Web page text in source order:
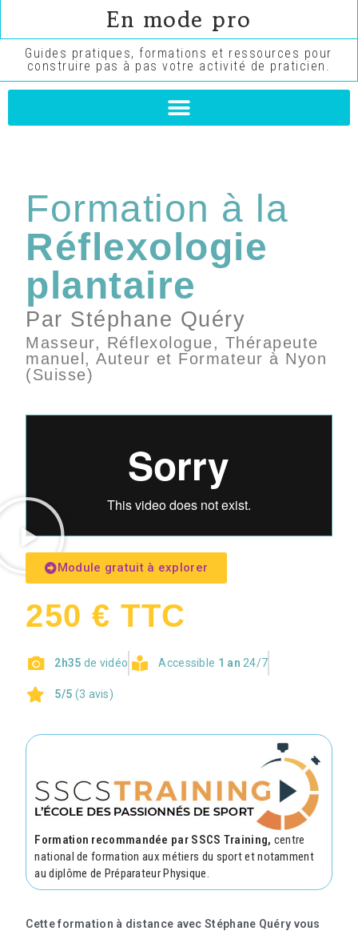
En mode pro
Guides pratiques, formations et ressources pour
construire pas à pas votre activité de praticien.
Formation à la
Réflexologie
plantaire
Par Stéphane Quéry
Masseur, Réflexologue, Thérapeute
manuel, Auteur et Formateur à Nyon
(Suisse)
Module gratuit à explorer
250 € TTC
2h35 de vidéo Accessible 1 an 24/7
5/5 (3 avis)
Formation recommandée par SSCS Training, centre
national de formation aux métiers du sport et notamment
au diplôme de Préparateur Physique.
Cetteformation à distance avecStéphane Quéry vous